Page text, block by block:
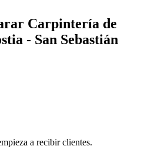
Carpintería de
- San Sebastián
a recibir clientes.